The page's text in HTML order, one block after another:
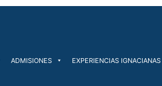
ADMISIONES EXPERIENCIAS IGNACIANAS